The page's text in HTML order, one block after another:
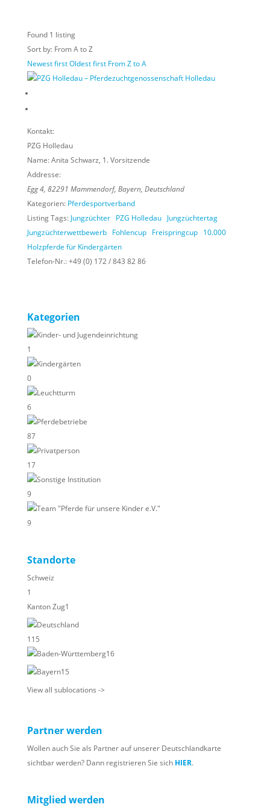
Found 1 listing
Sort by: From A to Z
Newest firstOldest first From Z to A
Kontakt:
PZG Holledau
Name:Anita Schwarz, 1. Vorsitzende
Addresse:
Egg 4, 82291 Mammendorf, Bayern, Deutschland
Kategorien: Pferdesportverband
Listing Tags: Jungzüchter PZG Holledau Jungzüchtertag
Jungzüchterwettbewerb Fohlencup Freispringcup 10.000
Holzpferde für Kindergärten
Telefon-Nr.:+49 (0) 172 / 843 82 86
Kategorien
Kinder- und Jugendeinrichtung
1
Kindergärten
0
Leuchtturm
6
Pferdebetriebe
87
Privatperson
17
Sonstige Institution
9
Team "Pferde für unsere Kinder e.V."
9
Standorte
Schweiz
1
Kanton Zug1
Deutschland
115
Baden-Württemberg16
Bayern15
View all sublocations ->
Partner werden
Wollen auch Sie als Partner auf unserer Deutschlandkarte
sichtbar werden? Dann registrieren Sie sich HIER.
Mitglied werden